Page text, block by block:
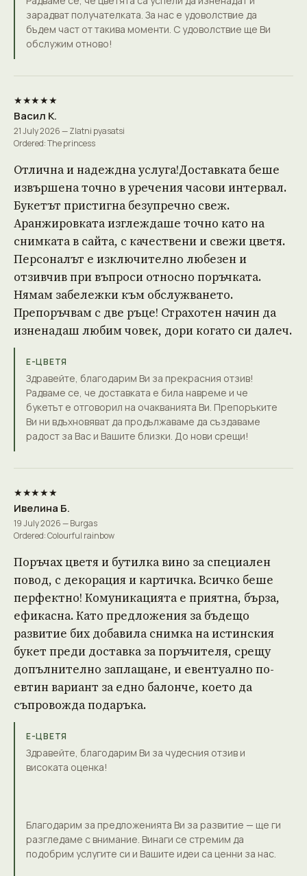
зарадват получателката. За нас е удоволствие да
бъдем част от такива моменти. С удоволствие ще Ви
обслужим отново!
★★★★★
Васил К.
21 July 2026 — Zlatni pyasatsi
Ordered: The princess
Отлична и надеждна услуга!Доставката беше
извършена точно в уречения часови интервал.
Букетът пристигна безупречно свеж.
Аранжировката изглеждаше точно като на
снимката в сайта, с качествени и свежи цветя.
Персоналът е изключително любезен и
отзивчив при въпроси относно поръчката.
Нямам забележки към обслужването.
Препоръчвам с две ръце! Страхотен начин да
изненадаш любим човек, дори когато си далеч.
Е-ЦВЕТЯ
Здравейте, благодарим Ви за прекрасния отзив!
Радваме се, че доставката е била навреме и че
букетът е отговорил на очакванията Ви. Препоръките
Ви ни вдъхновяват да продължаваме да създаваме
радост за Вас и Вашите близки. До нови срещи!
★★★★★
Ивелина Б.
19 July 2026 — Burgas
Ordered: Colourful rainbow
Поръчах цветя и бутилка вино за специален
повод, с декорация и картичка. Всичко беше
перфектно! Комуникацията е приятна, бърза,
ефикасна. Като предложения за бъдещо
развитие бих добавила снимка на истинския
букет преди доставка за поръчителя, срещу
допълнително заплащане, и евентуално по-
евтин вариант за едно балонче, което да
съпровожда подаръка.
Е-ЦВЕТЯ
Здравейте, благодарим Ви за чудесния отзив и
високата оценка!
Благодарим за предложенията Ви за развитие — ще ги
разгледаме с внимание. Винаги се стремим да
подобрим услугите си и Вашите идеи са ценни за нас.